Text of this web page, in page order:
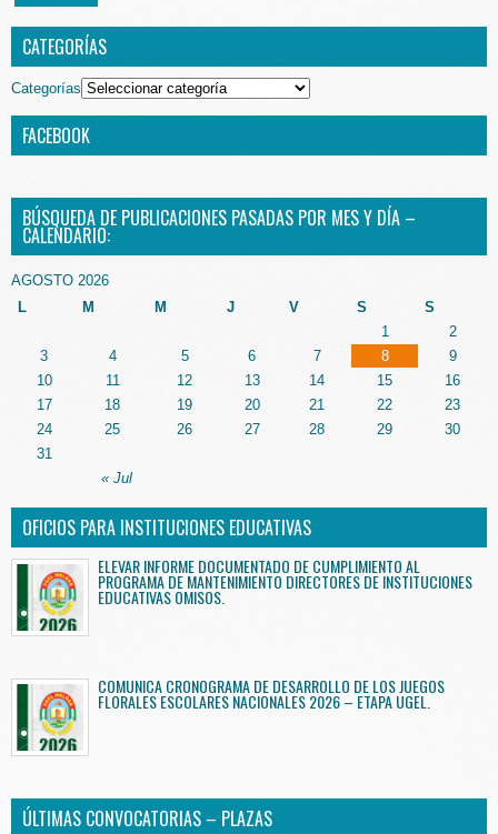
CATEGORÍAS
Categorías
FACEBOOK
BÚSQUEDA DE PUBLICACIONES PASADAS POR MES Y DÍA –
CALENDARIO:
AGOSTO 2026
L
M M J V S S
« Jul
1
2
3
4 5 6 7 8
9
10
11 12 13 14 15
16
17
18 19 20 21 22
23
24
25 26 27 28 29
30
31
OFICIOS PARA INSTITUCIONES EDUCATIVAS
ELEVAR INFORME DOCUMENTADO DE CUMPLIMIENTO AL
PROGRAMA DE MANTENIMIENTO DIRECTORES DE INSTITUCIONES
EDUCATIVAS OMISOS.
COMUNICA CRONOGRAMA DE DESARROLLO DE LOS JUEGOS
FLORALES ESCOLARES NACIONALES 2026 – ETAPA UGEL.
ÚLTIMAS CONVOCATORIAS – PLAZAS